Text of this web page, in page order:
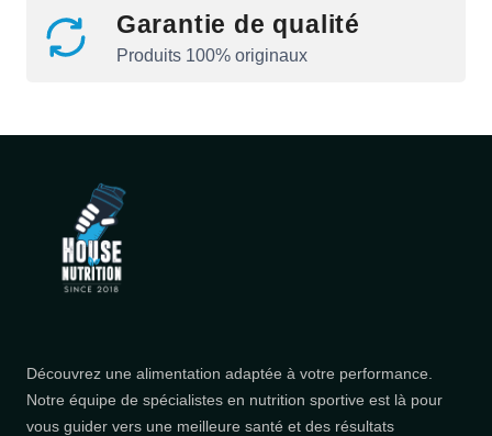
Garantie de qualité
Produits 100% originaux
Découvrez une alimentation adaptée à votre performance.
Notre équipe de spécialistes en nutrition sportive est là pour
vous guider vers une meilleure santé et des résultats